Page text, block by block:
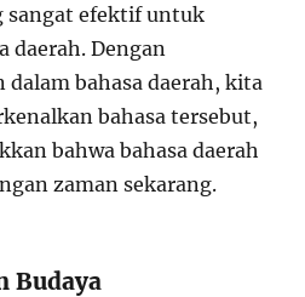
sangat efektif untuk
daerah. Dengan
bahasa daerah, kita
bahasa tersebut,
bahwa bahasa daerah
zaman sekarang.
Budaya